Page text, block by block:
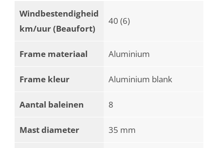
Windbestendigheid
km/uur (Beaufort)
40 (6)
Frame materiaal Aluminium
Frame kleur Aluminium blank
Aantal baleinen 8
Mast diameter 35 mm